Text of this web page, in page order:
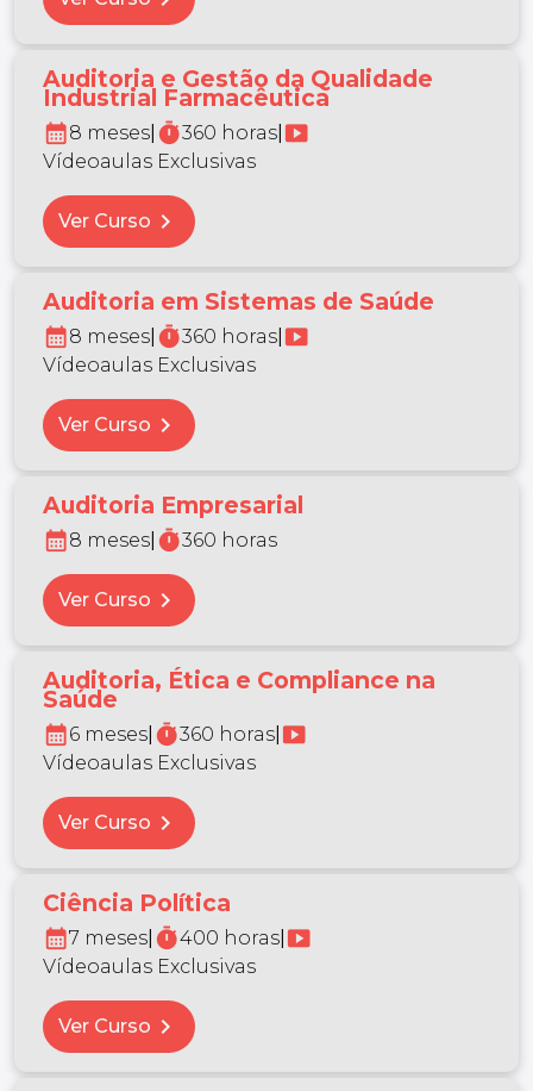
Auditoria e Gestão da Qualidade
Industrial Farmacêutica
calendar_month8 meses timer360 horas smart_display
Vídeoaulas Exclusivas
Ver Curso chevron_right
Auditoria em Sistemas de Saúde
calendar_month8 meses timer360 horas smart_display
Vídeoaulas Exclusivas
Ver Curso chevron_right
Auditoria Empresarial
calendar_month8 meses timer360 horas
Ver Curso chevron_right
Auditoria, Ética e Compliance na
Saúde
calendar_month6 meses timer360 horas smart_display
Vídeoaulas Exclusivas
Ver Curso chevron_right
Ciência Política
calendar_month7 meses timer400 horas smart_display
Vídeoaulas Exclusivas
Ver Curso chevron_right